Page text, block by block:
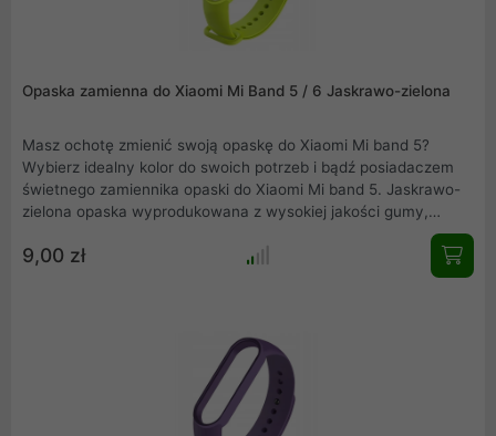
Opaska zamienna do Xiaomi Mi Band 5 / 6 Jaskrawo-zielona
Masz ochotę zmienić swoją opaskę do Xiaomi Mi band 5?
Wybierz idealny kolor do swoich potrzeb i bądź posiadaczem
świetnego zamiennika opaski do Xiaomi Mi band 5. Jaskrawo-
zielona opaska wyprodukowana z wysokiej jakości gumy,
użytkowaniu. Elegancka, łatwa w montażu i idealnie
9,00 zł